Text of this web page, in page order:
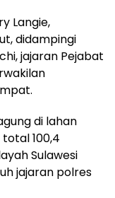
Langie,
didampingi
jajaran Pejabat
di lahan
100,4
Sulawesi
jajaran polres